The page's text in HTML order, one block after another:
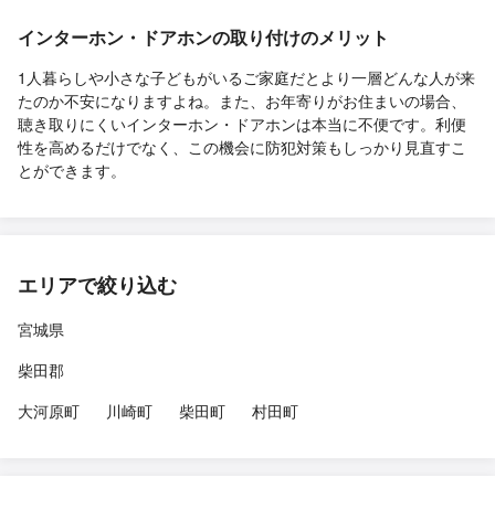
インターホン・ドアホンの取り付けのメリット
1人暮らしや小さな子どもがいるご家庭だとより一層どんな人が来
たのか不安になりますよね。また、お年寄りがお住まいの場合、
聴き取りにくいインターホン・ドアホンは本当に不便です。利便
性を高めるだけでなく、この機会に防犯対策もしっかり見直すこ
とができます。
エリアで絞り込む
宮城県
柴田郡
大河原町
川崎町 柴田町 村田町